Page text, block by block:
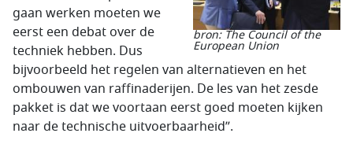
bron: The Council of the
European Union
gaan werken moeten we
eerst een debat over de
techniek hebben. Dus
bijvoorbeeld het regelen van alternatieven en het
ombouwen van raffinaderijen. De les van het zesde
pakket is dat we voortaan eerst goed moeten kijken
naar de technische uitvoerbaarheid”.